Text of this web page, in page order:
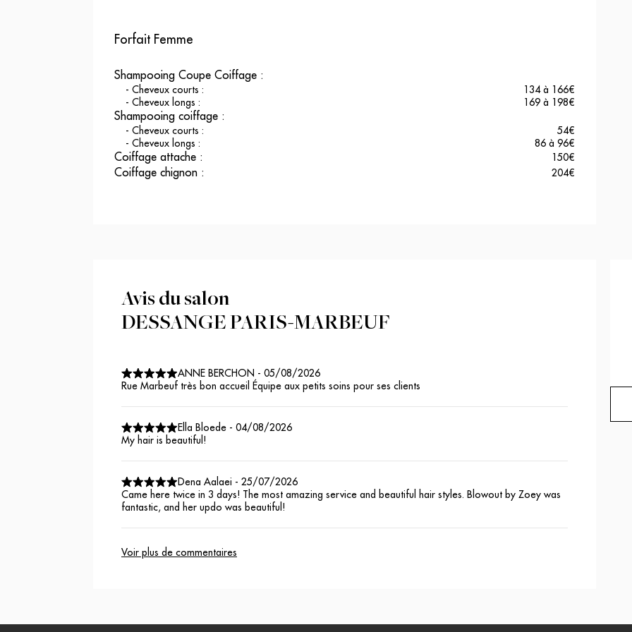
Forfait Femme
Shampooing Coupe Coiffage :
- Cheveux courts : 134 à 166€
- Cheveux longs : 169 à 198€
Shampooing coiffage :
- Cheveux courts : 54€
- Cheveux longs : 86 à 96€
Coiffage attache : 150€
Coiffage chignon : 204€
Avis du salon
DESSANGE PARIS-MARBEUF
ANNE BERCHON - 05/08/2026
Rue Marbeuf très bon accueil Équipe aux petits soins pour ses clients
Ella Bloede - 04/08/2026
My hair is beautiful!
Dena Aalaei - 25/07/2026
Came here twice in 3 days! The most amazing service and beautiful hair styles. Blowout by Zoey was
fantastic, and her updo was beautiful!
Voir plus de commentaires